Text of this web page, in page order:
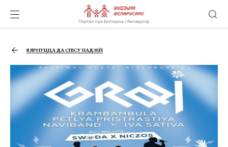
ВЯРНУЦЦА ДА СПІСУ ПАДЗЕЙ